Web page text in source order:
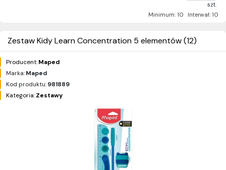
szt.
Minimum: 10
Interwał: 10
Zestaw Kidy Learn Concentration 5 elementów (12)
Producent:Maped
Marka:Maped
Kod produktu:981889
Kategoria:Zestawy